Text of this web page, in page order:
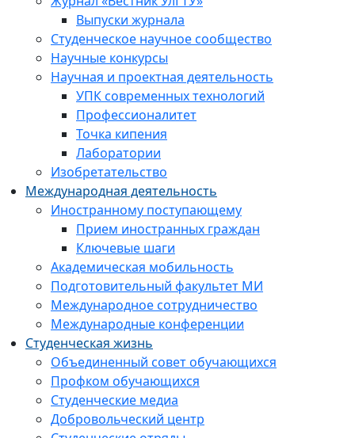
Выпуски журнала
Студенческое научное сообщество
Научные конкурсы
Научная и проектная деятельность
УПК современных технологий
Профессионалитет
Точка кипения
Лаборатории
Изобретательство
Международная деятельность
Иностранному поступающему
Прием иностранных граждан
Ключевые шаги
Академическая мобильность
Подготовительный факультет МИ
Международное сотрудничество
Международные конференции
Студенческая жизнь
Объединенный совет обучающихся
Профком обучающихся
Студенческие медиа
Добровольческий центр